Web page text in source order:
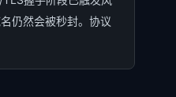
仍然会被秒封。协议